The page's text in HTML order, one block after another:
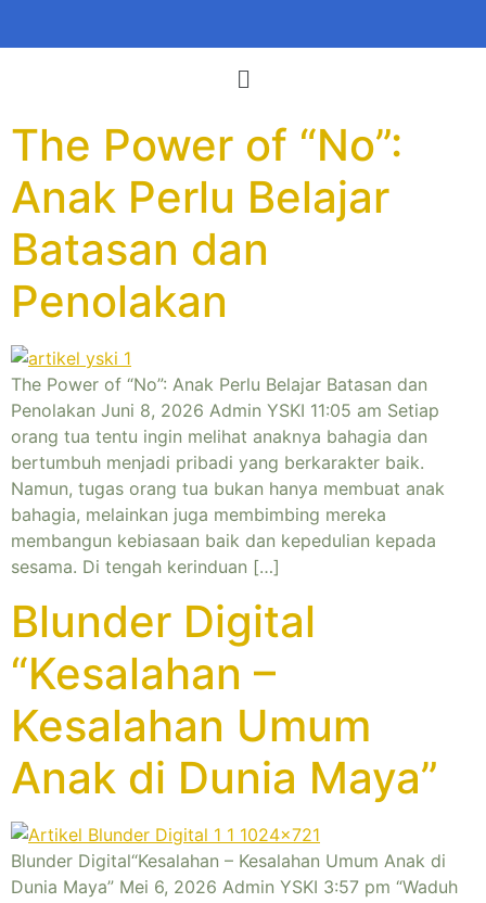
The Power of “No”:
Anak Perlu Belajar
Batasan dan
Penolakan
The Power of “No”: Anak Perlu Belajar Batasan dan
Penolakan Juni 8, 2026 Admin YSKI 11:05 am Setiap
orang tua tentu ingin melihat anaknya bahagia dan
bertumbuh menjadi pribadi yang berkarakter baik.
Namun, tugas orang tua bukan hanya membuat anak
bahagia, melainkan juga membimbing mereka
membangun kebiasaan baik dan kepedulian kepada
sesama. Di tengah kerinduan […]
Blunder Digital
“Kesalahan –
Kesalahan Umum
Anak di Dunia Maya”
Blunder Digital“Kesalahan – Kesalahan Umum Anak di
Dunia Maya” Mei 6, 2026 Admin YSKI 3:57 pm “Waduh